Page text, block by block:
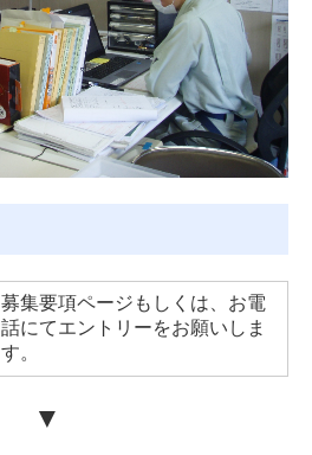
募集要項ページもしくは、お電
話にてエントリーをお願いしま
す。
▼